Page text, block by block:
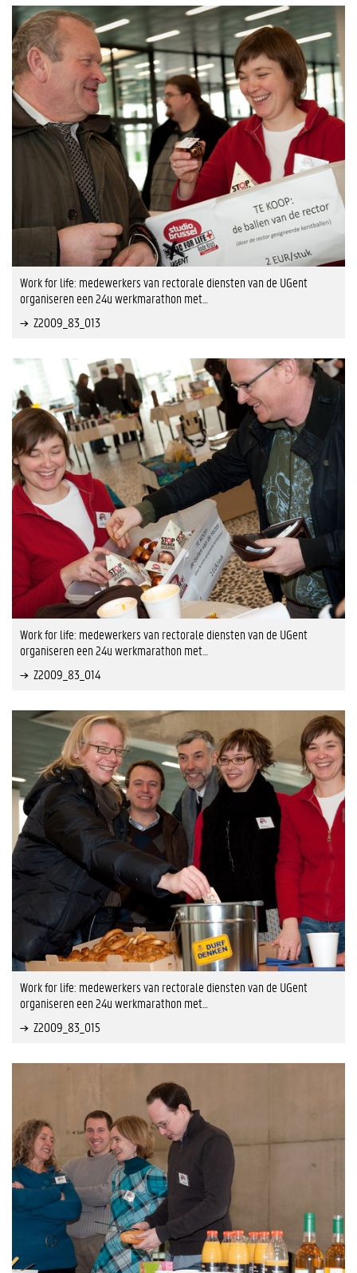
Work for life: medewerkers van rectorale diensten van de UGent
organiseren een 24u werkmarathon met…
Z2009_83_013
Work for life: medewerkers van rectorale diensten van de UGent
organiseren een 24u werkmarathon met…
Z2009_83_014
Work for life: medewerkers van rectorale diensten van de UGent
organiseren een 24u werkmarathon met…
Z2009_83_015